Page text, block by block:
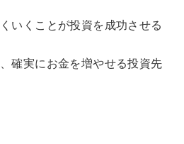
いくことが投資を成功させる
確実にお金を増やせる投資先